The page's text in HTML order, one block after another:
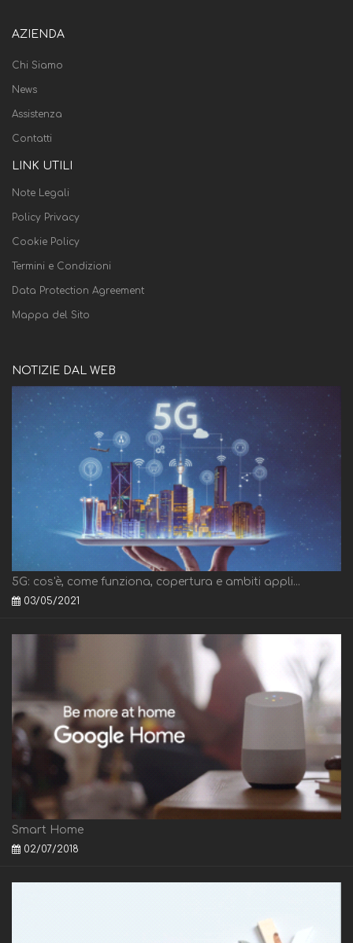
AZIENDA
Chi Siamo
News
Assistenza
Contatti
LINK UTILI
Note Legali
Policy Privacy
Cookie Policy
Termini e Condizioni
Data Protection Agreement
Mappa del Sito
NOTIZIE DAL WEB
5G: cos'è, come funziona, copertura e ambiti appli...
03/05/2021
Smart Home
02/07/2018